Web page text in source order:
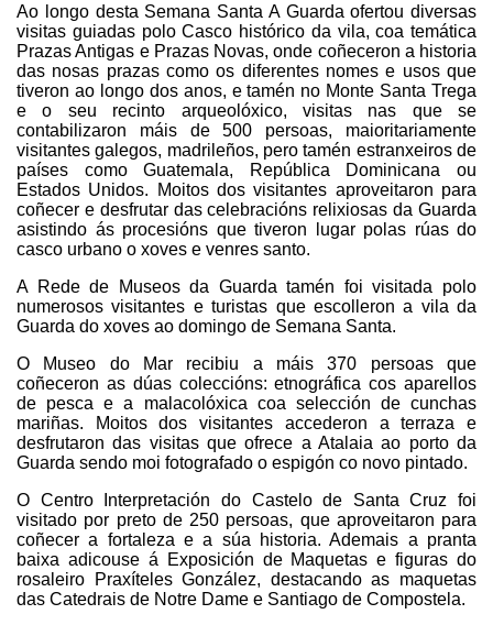
Ao longo desta Semana Santa A Guarda ofertou diversas
visitas guiadas polo Casco histórico da vila, coa temática
Prazas Antigas e Prazas Novas, onde coñeceron a historia
das nosas prazas como os diferentes nomes e usos que
tiveron ao longo dos anos, e tamén no Monte Santa Trega
e o seu recinto arqueolóxico, visitas nas que se
contabilizaron máis de 500 persoas, maioritariamente
visitantes galegos, madrileños, pero tamén estranxeiros de
países como Guatemala, República Dominicana ou
Estados Unidos. Moitos dos visitantes aproveitaron para
coñecer e desfrutar das celebracións relixiosas da Guarda
asistindo ás procesións que tiveron lugar polas rúas do
casco urbano o xoves e venres santo.
A Rede de Museos da Guarda tamén foi visitada polo
numerosos visitantes e turistas que escolleron a vila da
Guarda do xoves ao domingo de Semana Santa.
O Museo do Mar recibiu a máis 370 persoas que
coñeceron as dúas coleccións: etnográfica cos aparellos
de pesca e a malacolóxica coa selección de cunchas
mariñas. Moitos dos visitantes accederon a terraza e
desfrutaron das visitas que ofrece a Atalaia ao porto da
Guarda sendo moi fotografado o espigón co novo pintado.
O Centro Interpretación do Castelo de Santa Cruz foi
visitado por preto de 250 persoas, que aproveitaron para
coñecer a fortaleza e a súa historia. Ademais a pranta
baixa adicouse á Exposición de Maquetas e figuras do
rosaleiro Praxíteles González, destacando as maquetas
das Catedrais de Notre Dame e Santiago de Compostela.